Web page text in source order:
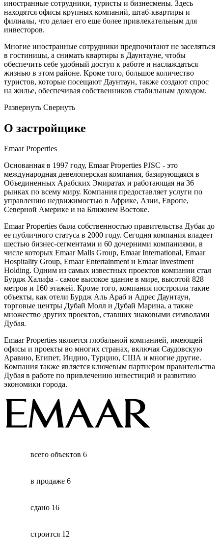
иностранные сотрудники, туристы и бизнесмены. Здесь
находятся офисы крупных компаний, штаб-квартиры и
филиалы, что делает его еще более привлекательным для
инвесторов.
Многие иностранные сотрудники предпочитают не заселяться
в гостиницы, а снимать квартиры в Даунтауне, чтобы
обеспечить себе удобный доступ к работе и наслаждаться
жизнью в этом районе. Кроме того, большое количество
туристов, которые посещают Даунтаун, также создают спрос
на жилье, обеспечивая собственников стабильным доходом.
Развернуть Свернуть
О застройщике
Emaar Properties
Основанная в 1997 году, Emaar Properties PJSC - это
международная девелоперская компания, базирующаяся в
Объединенных Арабских Эмиратах и работающая на 36
рынках по всему миру. Компания предоставляет услуги по
управлению недвижимостью в Африке, Азии, Европе,
Северной Америке и на Ближнем Востоке.
Emaar Properties была собственностью правительства Дубая до
ее публичного статуса в 2000 году. Сегодня компания владеет
шестью бизнес-сегментами и 60 дочерними компаниями, в
числе которых Emaar Malls Group, Emaar International, Emaar
Hospitality Group, Emaar Entertainment и Emaar Investment
Holding. Одним из самых известных проектов компании стал
Бурдж Халифа - самое высокое здание в мире, высотой 828
метров и 160 этажей. Кроме того, компания построила такие
объекты, как отели Бурдж Аль Араб и Адрес Даунтаун,
торговые центры Дубай Молл и Дубай Марина, а также
множество других проектов, ставших знаковыми символами
Дубая.
Emaar Properties является глобальной компанией, имеющей
офисы и проекты во многих странах, включая Саудовскую
Аравию, Египет, Индию, Турцию, США и многие другие.
Компания также является ключевым партнером правительства
Дубая в работе по привлечению инвестиций и развитию
экономики города.
всего объектов 6
в продаже 6
сдано 16
строится 12